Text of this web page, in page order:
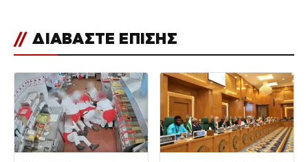
// ΔΙΑΒΑΣΤΕ ΕΠΙΣΗΣ